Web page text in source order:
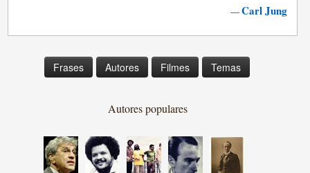
—Carl Jung
Frases Autores Filmes Temas
Autores populares